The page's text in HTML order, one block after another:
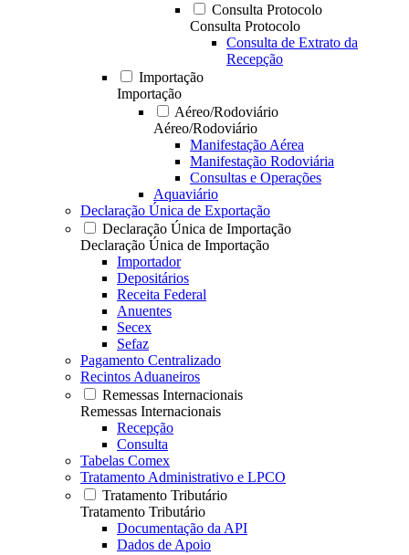
Consulta Protocolo
Consulta Protocolo
Consulta de Extrato da
Recepção
Importação
Importação
Aéreo/Rodoviário
Aéreo/Rodoviário
Manifestação Aérea
Manifestação Rodoviária
Consultas e Operações
Aquaviário
Declaração Única de Exportação
Declaração Única de Importação
Declaração Única de Importação
Importador
Depositários
Receita Federal
Anuentes
Secex
Sefaz
Pagamento Centralizado
Recintos Aduaneiros
Remessas Internacionais
Remessas Internacionais
Recepção
Consulta
Tabelas Comex
Tratamento Administrativo e LPCO
Tratamento Tributário
Tratamento Tributário
Documentação da API
Dados de Apoio